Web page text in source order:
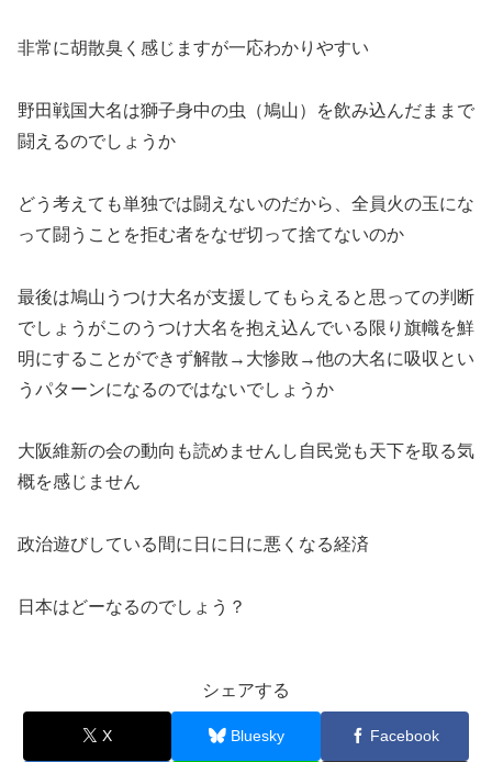
非常に胡散臭く感じますが一応わかりやすい
野田戦国大名は獅子身中の虫（鳩山）を飲み込んだままで
闘えるのでしょうか
どう考えても単独では闘えないのだから、全員火の玉にな
って闘うことを拒む者をなぜ切って捨てないのか
最後は鳩山うつけ大名が支援してもらえると思っての判断
でしょうがこのうつけ大名を抱え込んでいる限り旗幟を鮮
明にすることができず解散→大惨敗→他の大名に吸収とい
うパターンになるのではないでしょうか
大阪維新の会の動向も読めませんし自民党も天下を取る気
概を感じません
政治遊びしている間に日に日に悪くなる経済
日本はどーなるのでしょう？
シェアする
X Bluesky Facebook